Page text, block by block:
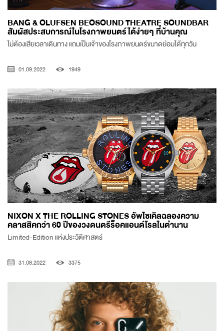
BANG & OLUFSEN BEOSOUND THEATRE SOUNDBAR
สัมผัสประสบการณ์ในโรงภาพยนตร์ได้ง่ายๆ ที่บ้านคุณ
ไม่ต้องเสียเวลาเดินทาง แถมเป็นเจ้าของโรงภาพยนตร์ขนาดย่อมได้ทุกวัน
01.09.2022 1949
NIXON X THE ROLLING STONES อัพไซเคิลฉลองความ
คลาสสิคกว่า 60 ปีของวงดนตรีร็อคแอนด์โรลในตำนาน
Limited-Edition แห่งประวัติศาสตร์
31.08.2022 3375